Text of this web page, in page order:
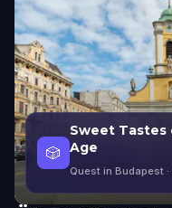
🎲
Sweet Tastes
Age
Quest in Budapest